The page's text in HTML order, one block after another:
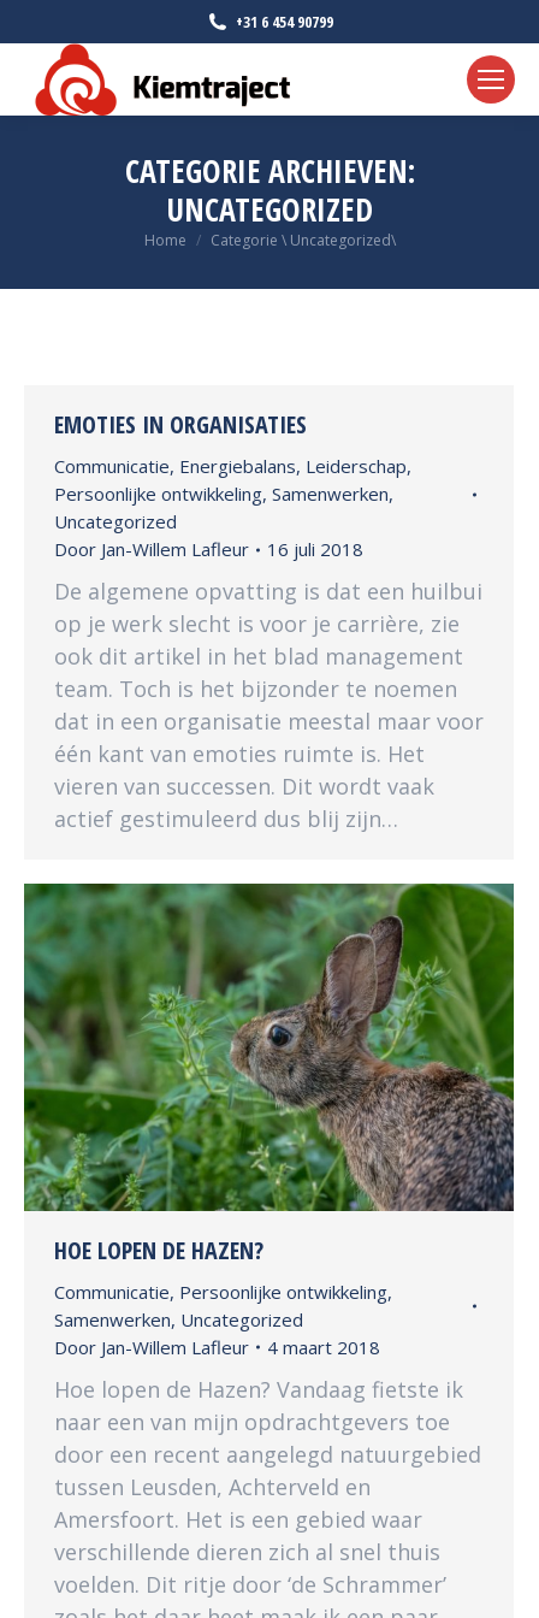
+31 6 454 90799
CATEGORIE ARCHIEVEN:
UNCATEGORIZED
Je bent hier:
Home Categorie \ Uncategorized\
EMOTIES IN ORGANISATIES
Communicatie, Energiebalans, Leiderschap,
Persoonlijke ontwikkeling, Samenwerken,
Uncategorized
Door Jan-Willem Lafleur 16 juli 2018
De algemene opvatting is dat een huilbui
op je werk slecht is voor je carrière, zie
ook dit artikel in het blad management
team. Toch is het bijzonder te noemen
dat in een organisatie meestal maar voor
één kant van emoties ruimte is. Het
vieren van successen. Dit wordt vaak
actief gestimuleerd dus blij zijn…
HOE LOPEN DE HAZEN?
Communicatie, Persoonlijke ontwikkeling,
Samenwerken, Uncategorized
Door Jan-Willem Lafleur 4 maart 2018
Hoe lopen de Hazen? Vandaag fietste ik
naar een van mijn opdrachtgevers toe
door een recent aangelegd natuurgebied
tussen Leusden, Achterveld en
Amersfoort. Het is een gebied waar
verschillende dieren zich al snel thuis
voelden. Dit ritje door ‘de Schrammer’